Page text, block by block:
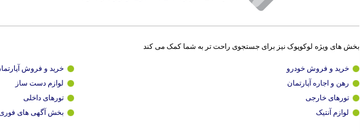
بخش های ویژه لوکوپوک نیز برای جستجوی راحت تر به شما کمک می کند
خرید و فروش خودرو
خرید و فروش
رهن و اجاره آپارتمان
لوازم دست ساز
تورهای خارجی
تورهای داخلی
لوازم آنتیک
بخش آگهی های